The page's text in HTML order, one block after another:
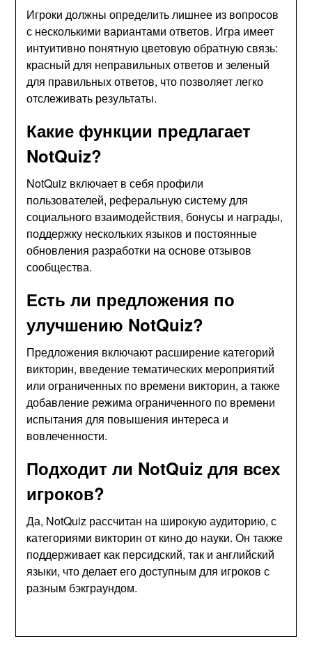
Игроки должны определить лишнее из вопросов
с несколькими вариантами ответов. Игра имеет
интуитивно понятную цветовую обратную связь:
красный для неправильных ответов и зеленый
для правильных ответов, что позволяет легко
отслеживать результаты.
Какие функции предлагает
NotQuiz?
NotQuiz включает в себя профили
пользователей, реферальную систему для
социального взаимодействия, бонусы и награды,
поддержку нескольких языков и постоянные
обновления разработки на основе отзывов
сообщества.
Есть ли предложения по
улучшению NotQuiz?
Предложения включают расширение категорий
викторин, введение тематических мероприятий
или ограниченных по времени викторин, а также
добавление режима ограниченного по времени
испытания для повышения интереса и
вовлеченности.
Подходит ли NotQuiz для всех
игроков?
Да, NotQuiz рассчитан на широкую аудиторию, с
категориями викторин от кино до науки. Он также
поддерживает как персидский, так и английский
языки, что делает его доступным для игроков с
разным бэкграундом.